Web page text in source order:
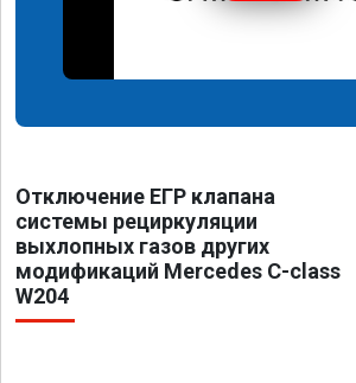
Отключение ЕГР клапана
системы рециркуляции
выхлопных газов других
модификаций Mercedes C-class
W204